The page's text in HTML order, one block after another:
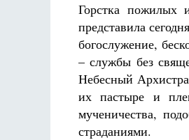
Горстка пожилых
представила
богослужение,
– службы без
Небесный
их пастыре и
мученичества,
страданиями.